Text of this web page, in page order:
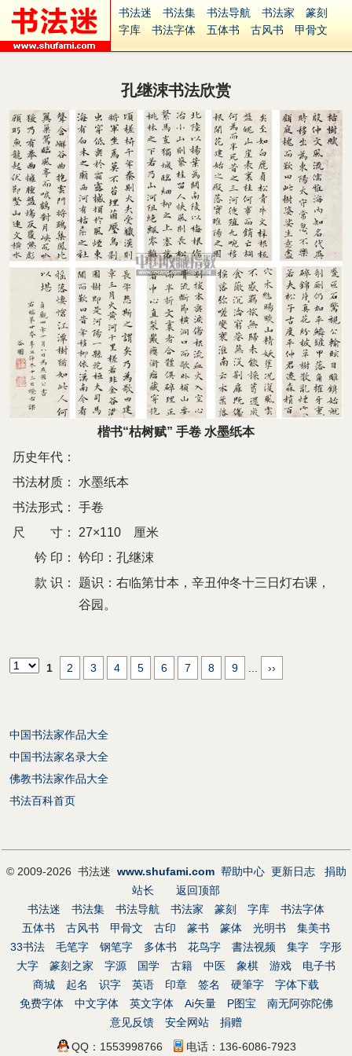
书法迷 书法集 书法导航 书法家
篆刻
字库
书法字体 五体书 古风书
甲骨文
集字
字形 大字 篆刻之家
古籍
中医 象棋 游戏
起名
识字 英语 印章 签名
硬筆字
字体下载
免费字体 中文字体
英文字体
Ai矢量
P图宝 南无阿弥陀佛
意见反馈
安全网站
捐赠 繁體版
孔继涑书法欣赏
楷书“枯树赋” 手卷 水墨纸本
历史年代：
书法材质：
水墨纸本
书法形式：
手卷
尺 寸：
27×110 厘米
钤 印：
钤印：孔继涑
款 识：
题识：右临第廿本，辛丑仲冬十三日灯右课，
谷园。
1 2 3 4 5 6 7 8 9 ››
中国书法家作品大全
中国书法家名录大全
佛教书法家作品大全
书法百科首页
© 2009-2026 书法迷 www.shufami.com 帮助中心 更新日志
捐助
站长
返回顶部
书法迷
书法集 书法导航 书法家 篆刻 字库
书法字体
五体书
古风书 甲骨文 古印 篆书 篆体 光明书
集美书
33书法
毛笔字 钢笔字 多体书 花鸟字 書法视频 集字
字形
大字
篆刻之家 字源 国学 古籍 中医 象棋 游戏
电子书
商城
起名 识字 英语 印章 签名 硬筆字
字体下载
免费字体
中文字体 英文字体 Ai矢量 P图宝
南无阿弥陀佛
意见反馈
安全网站
捐赠
QQ：1553998766
电话：136-6086-7923